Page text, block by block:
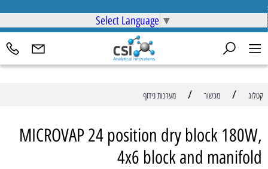
Select Language ▼
קטלוג / מכשור / מערכות נידוף
MICROVAP 24 position dry block 180W,
4x6 block and manifold